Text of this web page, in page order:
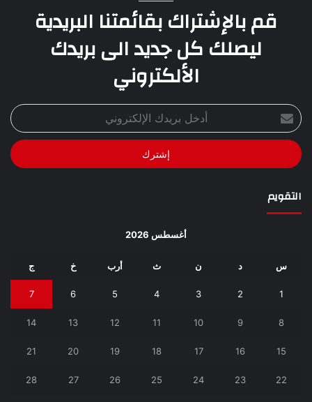
قم بالإشتراك بقائمتنا البريدية
ليصلك كل جديد الى بريدك
الألكتروني
أدخل
بريدك
الإلكتروني
التقويم
أغسطس 2026
س د ن ث أرب خ ج
1
2
3
4
5
6
7
8
9
10
11
12
13
14
15
16
17
18
19
20
21
22
23
24
25
26
27
28